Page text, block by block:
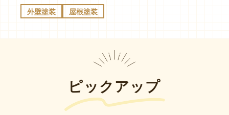
外壁塗装 屋根塗装
ピックアップ